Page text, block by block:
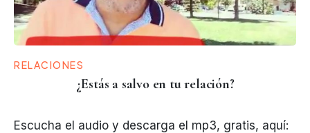
RELACIONES
¿Estás a salvo en tu relación?
Escucha el audio y descarga el mp3, gratis, aquí: